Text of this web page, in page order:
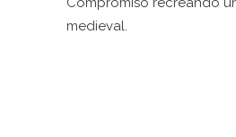
medieval.